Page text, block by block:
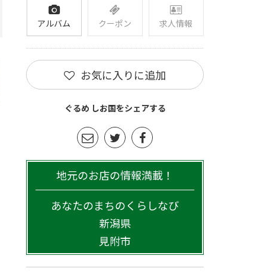
アルバム クーポン 求人情報
お気に入りに追加
ぐるめ しお国をシェアする
地元のお店の情報満載！
あなたのまちのくらしなび
新潟県
見附市